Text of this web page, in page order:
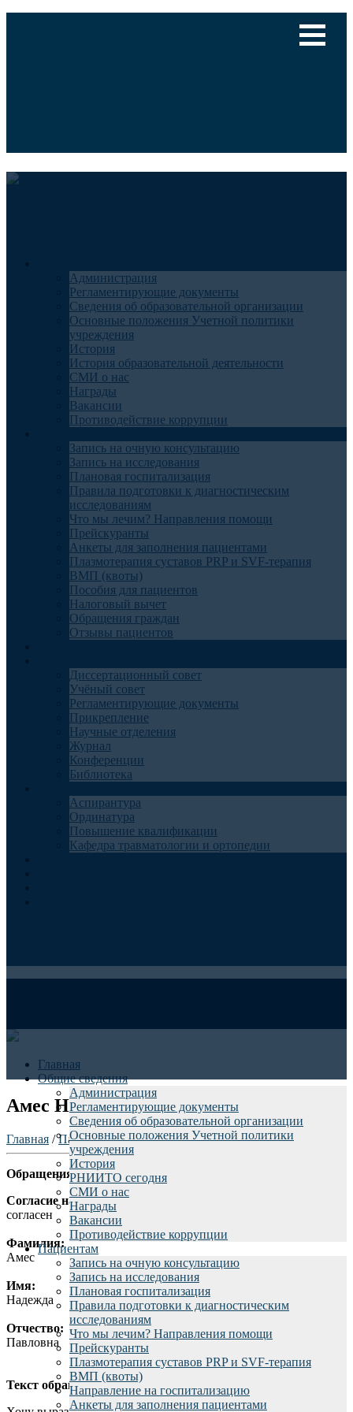
Администрация
Регламентирующие документы
Сведения об образовательной организации
Основные положения Учетной политики
учреждения
История
История образовательной деятельности
СМИ о нас
Награды
Вакансии
Противодействие коррупции
Запись на очную консультацию
Запись на исследования
Плановая госпитализация
Правила подготовки к диагностическим
исследованиям
Что мы лечим? Направления помощи
Прейскуранты
Анкеты для заполнения пациентами
Плазмотерапия суставов PRP и SVF-терапия
ВМП (квоты)
Пособия для пациентов
Налоговый вычет
Обращения граждан
Отзывы пациентов
Диссертационный совет
Учёный совет
Регламентирующие документы
Прикрепление
Научные отделения
Журнал
Конференции
Библиотека
Аспирантура
Ординатура
Повышение квалификации
Кафедра травматологии и ортопедии
Главная
Общие сведения
Администрация
Регламентирующие документы
Сведения об образовательной организации
Основные положения Учетной политики
учреждения
История
РНИИТО сегодня
СМИ о нас
Награды
Вакансии
Противодействие коррупции
Пациентам
Запись на очную консультацию
Запись на исследования
Плановая госпитализация
Правила подготовки к диагностическим
исследованиям
Что мы лечим? Направления помощи
Прейскуранты
Плазмотерапия суставов PRP и SVF-терапия
ВМП (квоты)
Направление на госпитализацию
Анкеты для заполнения пациентами
Амес Н.П.
Главная /Пациентам/Отзывы пациентов/
Обращения граждан rniito.ru - Амес Надежда
Согласие на обработку персональных данных:
согласен
Фамилия:
Амес
Имя:
Надежда
Отчество:
Павловна
Текст обращения: